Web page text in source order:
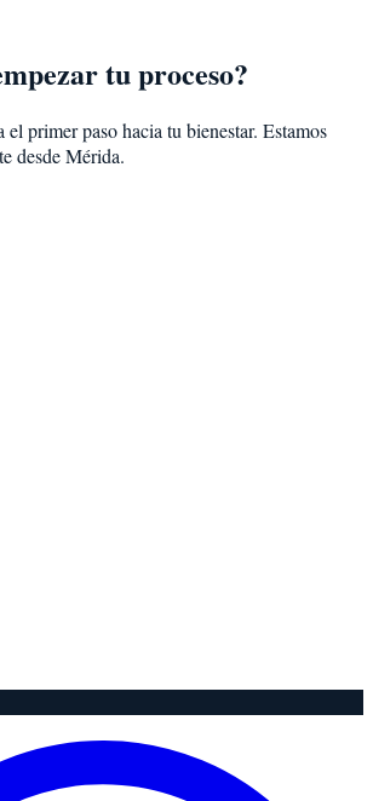
tu proceso?
primer paso hacia tu bienestar. Estamos
desdeMérida.